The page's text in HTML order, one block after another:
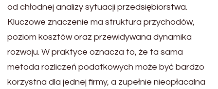
od chłodnej analizy sytuacji przedsiębiorstwa.
Kluczowe znaczenie ma struktura przychodów,
poziom kosztów oraz przewidywana dynamika
rozwoju. W praktyce oznacza to, że ta sama
metoda rozliczeń podatkowych może być bardzo
korzystna dla jednej firmy, a zupełnie nieopłacalna